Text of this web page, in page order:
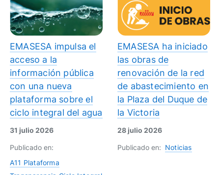
EMASESA impulsa el
acceso a la
información pública
con una nueva
plataforma sobre el
ciclo integral del agua
31 julio 2026
Publicado en:
A11 Plataforma
EMASESA ha iniciado
las obras de
renovación de la red
de abastecimiento en
la Plaza del Duque de
la Victoria
28 julio 2026
Publicado en: Noticias